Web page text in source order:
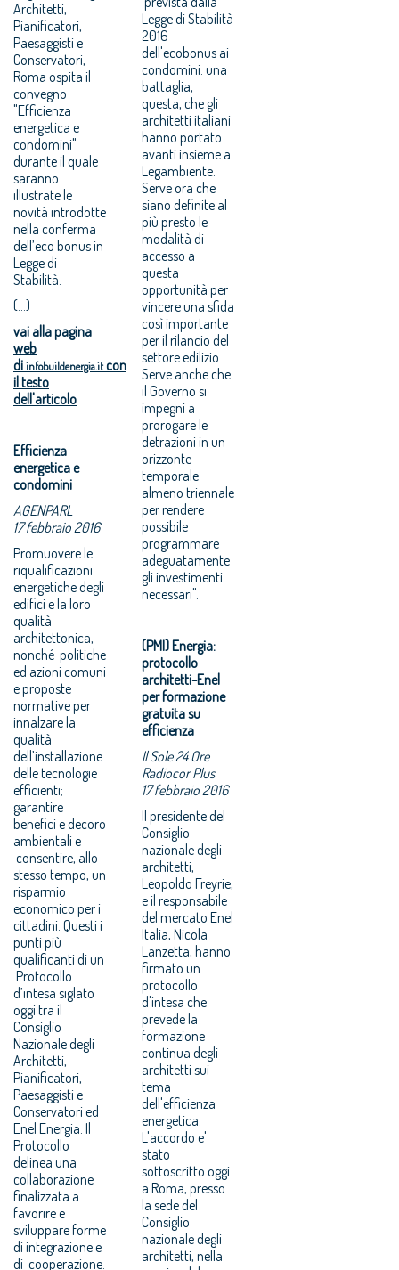
Architetti,
Pianificatori,
Paesaggisti e
Conservatori,
Roma ospita il
convegno
"Efficienza
energetica e
condomini"
durante il quale
saranno
illustrate le
novità introdotte
nella conferma
dell’eco bonus in
Legge di
Stabilità.
(...)
vai alla pagina
web
di infobuildenergia.itcon
il testo
dell'articolo
Efficienza
energetica e
condomini
AGENPARL
17 febbraio 2016
Promuovere le
riqualificazioni
energetiche degli
edifici e la loro
qualità
architettonica,
nonché politiche
ed azioni comuni
e proposte
normative per
innalzare la
qualità
dell’installazione
delle tecnologie
efficienti;
garantire
benefici e decoro
ambientali e
consentire, allo
stesso tempo, un
risparmio
economico per i
cittadini. Questi i
punti più
qualificanti di un
Protocollo
d’intesa siglato
oggi tra il
Consiglio
Nazionale degli
Architetti,
Pianificatori,
Paesaggisti e
Conservatori ed
Enel Energia. Il
Protocollo
delinea una
collaborazione
finalizzata a
favorire e
sviluppare forme
di integrazione e
di cooperazione.
Legge di Stabilità
2016 -
dell'ecobonus ai
condomini: una
battaglia,
questa, che gli
architetti italiani
hanno portato
avanti insieme a
Legambiente.
Serve ora che
siano definite al
più presto le
modalità di
accesso a
questa
opportunità per
vincere una sfida
così importante
per il rilancio del
settore edilizio.
Serve anche che
il Governo si
impegni a
prorogare le
detrazioni in un
orizzonte
temporale
almeno triennale
per rendere
possibile
programmare
adeguatamente
gli investimenti
necessari".
(PMI) Energia:
protocollo
architetti-Enel
per formazione
gratuita su
efficienza
Il Sole 24 Ore
Radiocor Plus
17 febbraio 2016
Il presidente del
Consiglio
nazionale degli
architetti,
Leopoldo Freyrie,
e il responsabile
del mercato Enel
Italia, Nicola
Lanzetta, hanno
firmato un
protocollo
d'intesa che
prevede la
formazione
continua degli
architetti sui
tema
dell'efficienza
energetica.
L'accordo e'
stato
sottoscritto oggi
a Roma, presso
la sede del
Consiglio
nazionale degli
architetti, nella